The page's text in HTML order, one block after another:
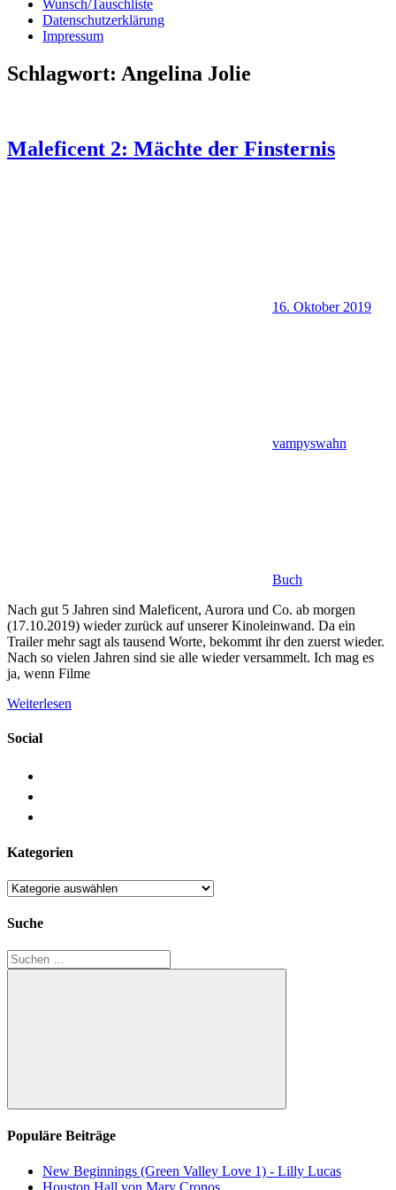
Wunsch/Tauschliste
Datenschutzerklärung
Impressum
Schlagwort: Angelina Jolie
Maleficent 2: Mächte der Finsternis
16. Oktober 2019
vampyswahn
Buch
Nach gut 5 Jahren sind Maleficent, Aurora und Co. ab morgen
(17.10.2019) wieder zurück auf unserer Kinoleinwand. Da ein
Trailer mehr sagt als tausend Worte, bekommt ihr den zuerst wieder.
Nach so vielen Jahren sind sie alle wieder versammelt. Ich mag es
ja, wenn Filme
Weiterlesen
Social
Kategorien
Kategorien
Suche
Suchen
nach:
Suchen
Populäre Beiträge
New Beginnings (Green Valley Love 1) - Lilly Lucas
Houston Hall von Mary Cronos